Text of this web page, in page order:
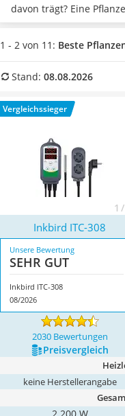
Doppelschleifer
Überwachungskamera
Benzinrasenmäher mit
Löschdecke
Winterharte Palmen
Gasdurchlauferhitzer
davon trägt? Eine
Lösung. DasKabel
gewickelt werden,
Schutzgrad ein sehr
Produkttabelle,
individuell einstellen
August 2026 besonders
seinen Eigenschaften.
1 - 2 von 11: Beste
Stand: 08.08.2026
Vergleichssieger
1
Inkbird ITC-308
Unsere Bewertung
SEHR GUT
Inkbird ITC-308
08/2026
2030 Bewertungen
Preis­vergleich
keine Herstellerangabe